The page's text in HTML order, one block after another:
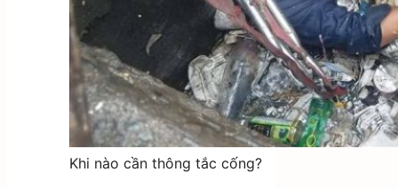
Khi nào cần thông tắc cống?